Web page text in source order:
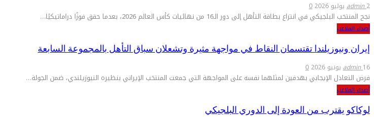
admin2 يوليو 2026 0
نجح المنتخب البلجيكي في انتزاع بطاقة التأهل إلى دور الـ16 من نهائيات كأس العالم 2026، بعدما حقق فوزًا دراماتيكيًا…
أصداء الملاعب
إيران ونيوزيلندا تقتسمان النقاط في مواجهة مثيرة وتشعلان سباق التأهل بالمجموعة السابعة
admin16 يونيو 2026 0
فرض التعادل الإيجابي بهدفين لمثلهما نفسه على المواجهة التي جمعت المنتخب الإيراني بنظيره النيوزيلندي، ضمن الجولة…
أصداء الملاعب
لوكاكو يقترب من العودة إلى الدوري البلجيكي